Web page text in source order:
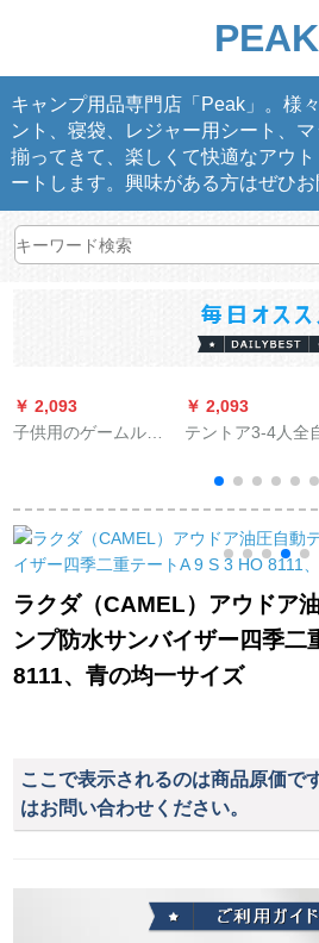
PEAK
キャンプ用品専門店「Peak」。様
ント、寝袋、レジャー用シート、
揃ってきて、楽しくて快適なアウ
ートします。興味がある方はぜひお
￥ 2,093
子供用のゲームルー
供の部屋を通りま
す。ドリームキャッ
ト+コットンライト
*2+滑り止めマット
+通気パッド+彩色旗
+雲*2+
￥ 2,093
テントア3-4人全
家庭厚め防水野外
ャンプ2人テン防
地防虫ガーゼ二階
【3-4人】軍緑
ラクダ（CAMEL）アウドア
ンプ防水サンバイザー四季二
8111、青の均一サイズ
ここで表示されるのは商品原価で
はお問い合わせください。